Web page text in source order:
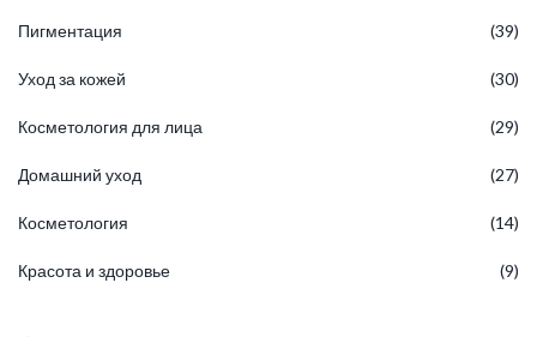
Пигментация (39)
Уход за кожей (30)
Косметология для лица (29)
Домашний уход (27)
Косметология (14)
Красота и здоровье (9)